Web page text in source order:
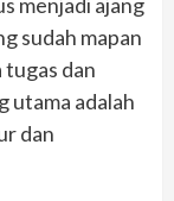
sudah mapan
dan
utama adalah
dan